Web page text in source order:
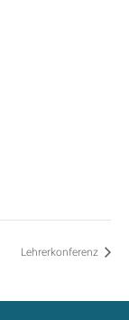
Lehrerkonferenz